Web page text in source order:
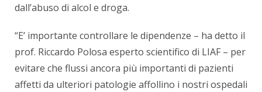
dall’abuso di alcol e droga.
“E’ importante controllare le dipendenze – ha detto il
prof. Riccardo Polosa esperto scientifico di LIAF – per
evitare che flussi ancora più importanti di pazienti
affetti da ulteriori patologie affollino i nostri ospedali